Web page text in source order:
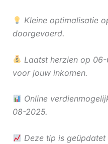
Kleine optimalisatie
doorgevoerd.
Laatst herzien op
voor jouw inkomen.
Online
08-2025.
Deze tip is